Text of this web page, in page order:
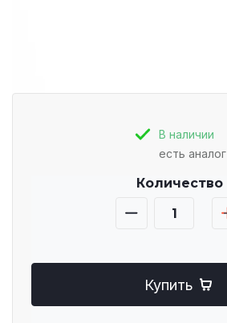
В наличии
есть аналог
Количество
Купить